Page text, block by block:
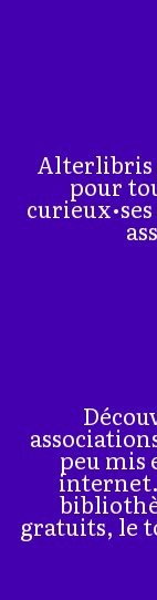
Alterlibris
pour
peu mis
internet.
gratuits, le